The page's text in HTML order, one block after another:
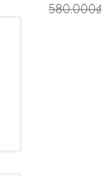
580.000₫